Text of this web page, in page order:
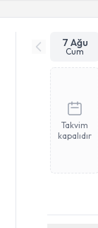
7 Ağu
Cum
Takvim
kapalıdır
Randevu